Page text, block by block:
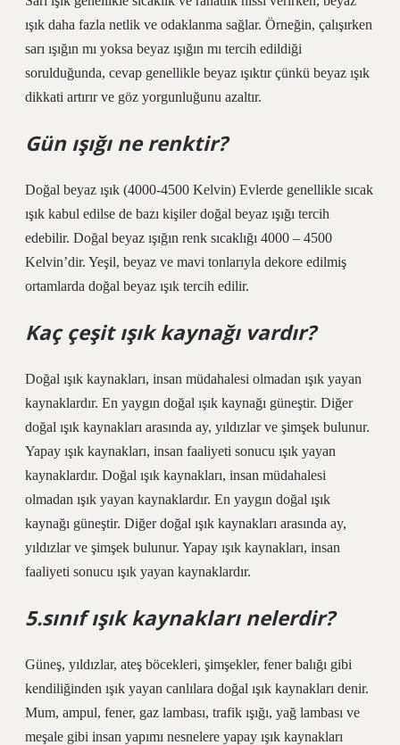
ışık daha fazla netlik ve odaklanma sağlar. Örneğin, çalışırken
sarı ışığın mı yoksa beyaz ışığın mı tercih edildiği
sorulduğunda, cevap genellikle beyaz ışıktır çünkü beyaz ışık
dikkati artırır ve göz yorgunluğunu azaltır.
Gün ışığı ne renktir?
Doğal beyaz ışık (4000-4500 Kelvin) Evlerde genellikle sıcak
ışık kabul edilse de bazı kişiler doğal beyaz ışığı tercih
edebilir. Doğal beyaz ışığın renk sıcaklığı 4000 – 4500
Kelvin’dir. Yeşil, beyaz ve mavi tonlarıyla dekore edilmiş
ortamlarda doğal beyaz ışık tercih edilir.
Kaç çeşit ışık kaynağı vardır?
Doğal ışık kaynakları, insan müdahalesi olmadan ışık yayan
kaynaklardır. En yaygın doğal ışık kaynağı güneştir. Diğer
doğal ışık kaynakları arasında ay, yıldızlar ve şimşek bulunur.
Yapay ışık kaynakları, insan faaliyeti sonucu ışık yayan
kaynaklardır. Doğal ışık kaynakları, insan müdahalesi
olmadan ışık yayan kaynaklardır. En yaygın doğal ışık
kaynağı güneştir. Diğer doğal ışık kaynakları arasında ay,
yıldızlar ve şimşek bulunur. Yapay ışık kaynakları, insan
faaliyeti sonucu ışık yayan kaynaklardır.
5.sınıf ışık kaynakları nelerdir?
Güneş, yıldızlar, ateş böcekleri, şimşekler, fener balığı gibi
kendiliğinden ışık yayan canlılara doğal ışık kaynakları denir.
Mum, ampul, fener, gaz lambası, trafik ışığı, yağ lambası ve
meşale gibi insan yapımı nesnelere yapay ışık kaynakları